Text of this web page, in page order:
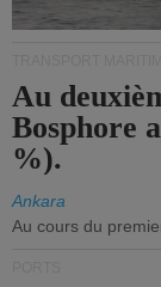
Au
Bosphore
%).
Ankara
Au cours du